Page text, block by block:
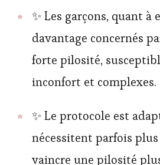
✨ Les garçons, quant à
davantage concernés
forte pilosité,
inconfort et complexes.
✨ Le protocole est
nécessitent parfois
vaincre une pilosité